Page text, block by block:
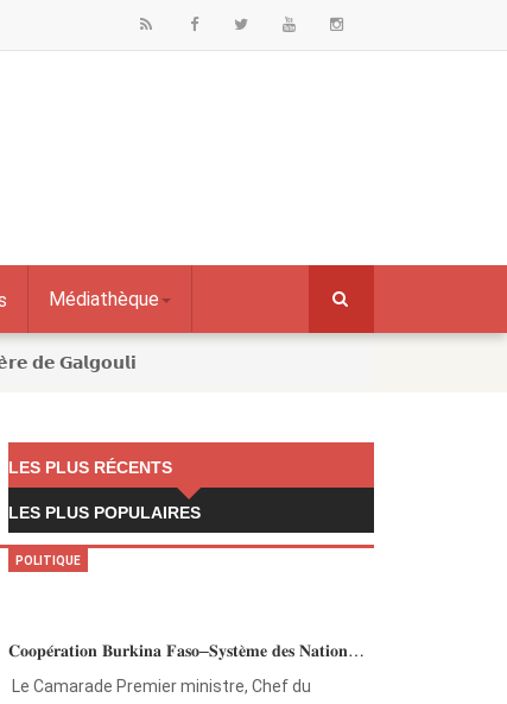
Médiathèque
𝗱𝗲 𝗚𝗮𝗹𝗴𝗼𝘂𝗹𝗶
LES PLUS RÉCENTS
LES PLUS POPULAIRES
𝐂𝐨𝐨𝐩𝐞́𝐫𝐚𝐭𝐢𝐨𝐧 𝐁𝐮𝐫𝐤𝐢𝐧𝐚 𝐅𝐚𝐬𝐨–𝐒𝐲𝐬𝐭𝐞̀𝐦𝐞 𝐝𝐞𝐬 𝐍𝐚𝐭𝐢𝐨𝐧…
‎Le Camarade Premier ministre, Chef du
POLITIQUE